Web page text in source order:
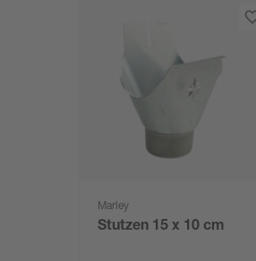
Marley
Stutzen 15 x 10 cm